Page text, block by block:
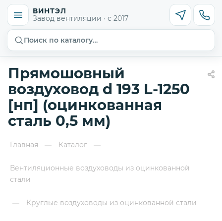
ВИНТЭЛ
Завод вентиляции · с 2017
Поиск по каталогу…
Прямошовный
воздуховод d 193 L-1250
[нп] (оцинкованная
сталь 0,5 мм)
Главная — Каталог —
Вентиляционные воздуховоды из оцинкованной
стали
— Круглые воздуховоды из оцинкованной стали